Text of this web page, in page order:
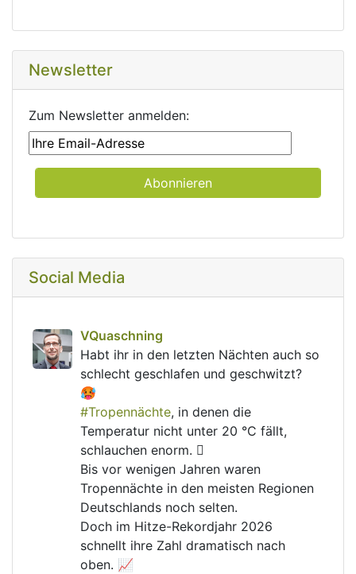
Newsletter
Zum Newsletter anmelden:
Social Media
VQuaschning avatar
VQuaschning
Habt ihr in den letzten Nächten auch so
schlecht geschlafen und geschwitzt?
🥵
#Tropennächte, in denen die
Temperatur nicht unter 20 °C fällt,
schlauchen enorm. 🫩
Bis vor wenigen Jahren waren
Tropennächte in den meisten Regionen
Deutschlands noch selten.
Doch im Hitze-Rekordjahr 2026
schnellt ihre Zahl dramatisch nach
oben. 📈